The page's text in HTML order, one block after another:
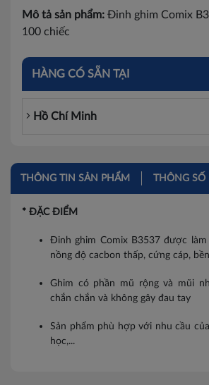
Mô tả sản phẩm: Đinh ghim Comix
100 chiếc
HÀNG CÓ SẴN TẠI
Hồ Chí Minh
THÔNG TIN SẢN PHẨM THÔNG SỐ
* ĐẶC ĐIỂM
Đinh ghim Comix B3537 được
nồng độ cacbon thấp, cứng cáp,
Ghim có phần mũ rộng và mũi
chắn chắn và không gây đau tay
Sản phẩm phù hợp với nhu cầu
học,...